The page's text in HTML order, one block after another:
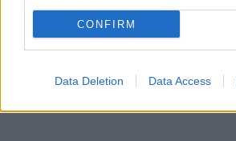
CONFIRM
Data Deletion Data Access